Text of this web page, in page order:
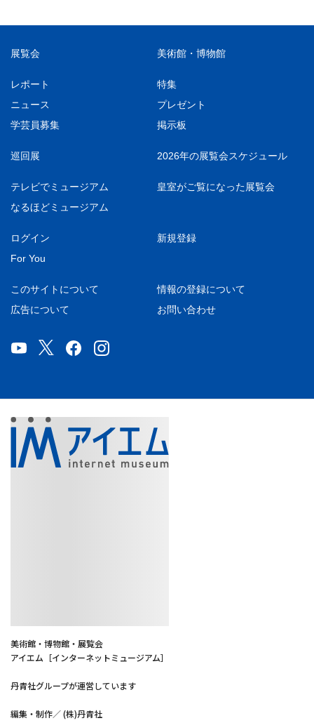
展覧会 美術館・博物館
レポート
特集
ニュース
プレゼント
学芸員募集
掲示板
巡回展 2026年の展覧会スケジュール
テレビでミュージアム
皇室がご覧になった展覧会
なるほどミュージアム
ログイン
新規登録
For You
このサイトについて
情報の登録について
広告について
お問い合わせ
美術館・博物館・展覧会
アイエム［インターネットミュージアム］
丹青社グループが運営しています
編集・制作／ (株)丹青社